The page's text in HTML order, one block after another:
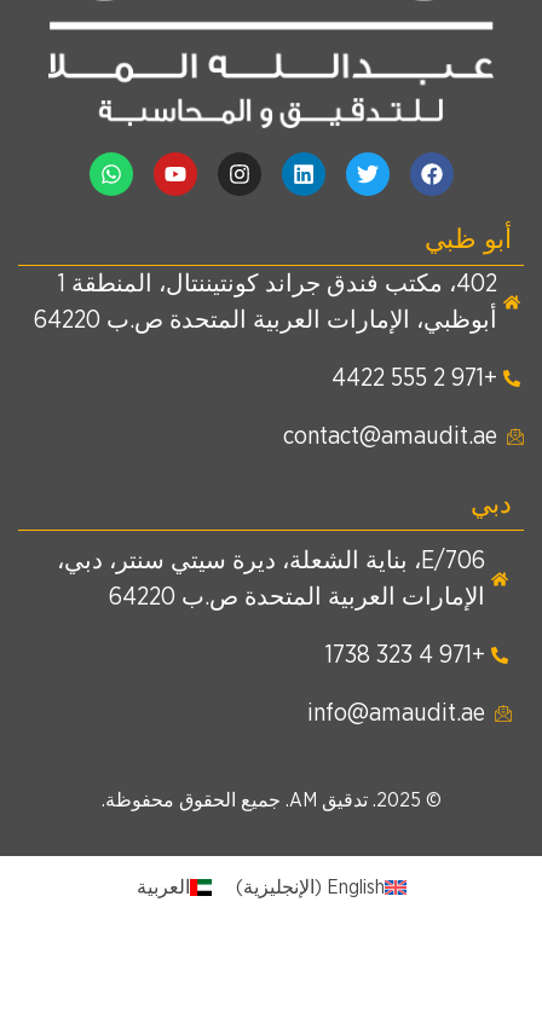
أبو ظبي
402، مكتب فندق جراند كونتيننتال، المنطقة 1
أبوظبي، الإمارات العربية المتحدة ص.ب 64220
+971 2 555 4422
contact@amaudit.ae
دبي
E/706، بناية الشعلة، ديرة سيتي سنتر، دبي،
الإمارات العربية المتحدة ص.ب 64220
+971 4 323 1738
info@amaudit.ae
© 2025. تدقيق AM. جميع الحقوق محفوظة.
English
( الإنجليزية) العربية